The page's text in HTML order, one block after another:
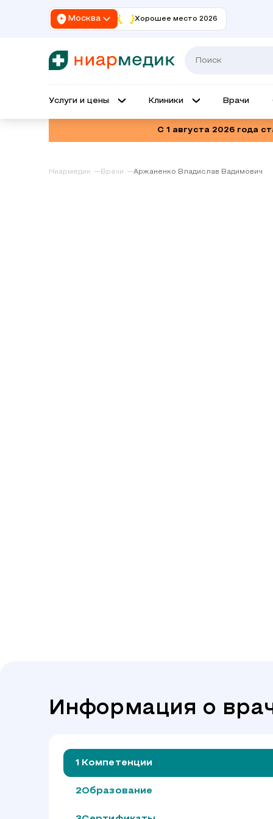
Москва Хорошее место 2026
Услуги и цены Клиники Врачи
С 1 августа 2026 года
Ниармедик Врачи Аржаненко Владислав Вадимович
Информация о
Компетенции
Образование